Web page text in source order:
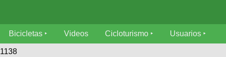
Bicicletas Videos Cicloturismo Usuarios